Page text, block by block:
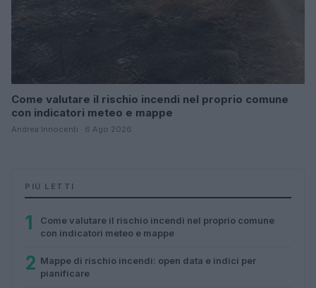
Come valutare il rischio incendi nel proprio comune
con indicatori meteo e mappe
Andrea Innocenti · 6 Ago 2026
PIÙ LETTI
1
Come valutare il rischio incendi nel proprio comune
con indicatori meteo e mappe
2 Mappe di rischio incendi: open data e indici per
pianificare